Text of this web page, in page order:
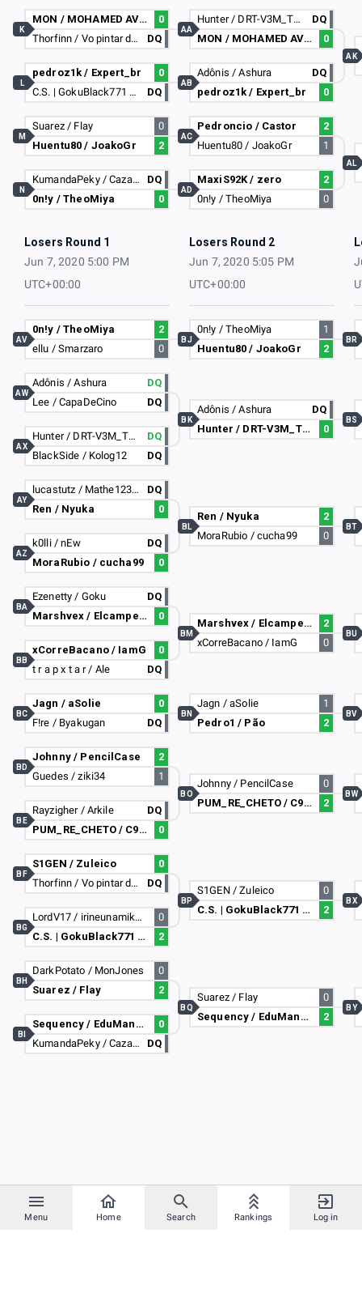
Menu Home Search Rankings Log in
MON / MOHAMED AVDOL
0
Thorfinn / Vo pintar de ruivo
DQ
K
pedroz1k / Expert_br
0
C.S. | GokuBlack771 / Master071
DQ
L
Suarez / Flay
0
Huentu80 / JoakoGr
2
M
KumandaPeky / CazaPutas42
DQ
0n!y / TheoMiya
0
N
Hunter / DRT-V3M_T4NQUIL0
DQ
MON / MOHAMED AVDOL
0
AA
Adônis / Ashura
DQ
pedroz1k / Expert_br
0
AB
Pedroncio / Castor
2
Huentu80 / JoakoGr
1
AC
MaxiS92K / zero
2
0n!y / TheoMiya
0
AD
AK
AL
Losers Round 1
Jun 7, 2020 5:00 PM
UTC+00:00
Losers Round 2
Jun 7, 2020 5:05 PM
UTC+00:00
0n!y / TheoMiya
2
ellu / Smarzaro
0
AV
Adônis / Ashura
DQ
Lee / CapaDeCino
DQ
AW
Hunter / DRT-V3M_T4NQUIL0
DQ
BlackSide / Kolog12
DQ
AX
lucastutz / Mathe1234568
DQ
Ren / Nyuka
0
AY
k0lli / nEw
DQ
MoraRubio / cucha99
0
AZ
Ezenetty / Goku
DQ
Marshvex / Elcampero132
0
BA
xCorreBacano / IamG
0
t r a p x t a r / Ale
DQ
BB
Jagn / aSolie
0
F!re / Byakugan
DQ
BC
Johnny / PencilCase
2
Guedes / ziki34
1
BD
Rayzigher / Arkile
DQ
PUM_RE_CHETO / C9_y5n
0
BE
S1GEN / Zuleico
0
Thorfinn / Vo pintar de ruivo
DQ
BF
LordV17 / irineunamik4z3r7
0
C.S. | GokuBlack771 / Master071
2
BG
DarkPotato / MonJones
0
Suarez / Flay
2
BH
Sequency / EduManga
0
KumandaPeky / CazaPutas42
DQ
BI
0n!y / TheoMiya
1
Huentu80 / JoakoGr
2
BJ
Adônis / Ashura
DQ
Hunter / DRT-V3M_T4NQUIL0
0
BK
Ren / Nyuka
2
MoraRubio / cucha99
0
BL
Marshvex / Elcampero132
2
xCorreBacano / IamG
0
BM
Jagn / aSolie
1
Pedro1 / Pão
2
BN
Johnny / PencilCase
0
PUM_RE_CHETO / C9_y5n
2
BO
S1GEN / Zuleico
0
C.S. | GokuBlack771 / Master071
2
BP
Suarez / Flay
0
Sequency / EduManga
2
BQ
BR
BS
BT
BU
BV
BW
BX
BY